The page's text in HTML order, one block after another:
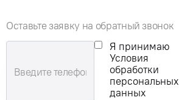
Оставьте заявку на обратный звонок
Я принимаю
Условия
обработки
персональных
данных